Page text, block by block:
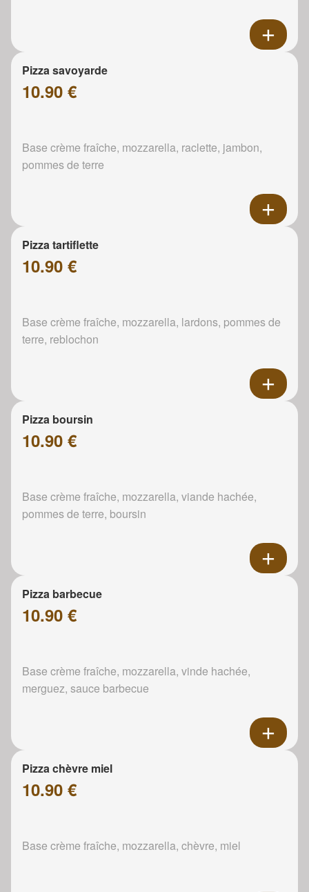
Pizza savoyarde
10.90 €
Base crème fraîche, mozzarella, raclette, jambon,
pommes de terre
Pizza tartiflette
10.90 €
Base crème fraîche, mozzarella, lardons, pommes de
terre, reblochon
Pizza boursin
10.90 €
Base crème fraîche, mozzarella, viande hachée,
pommes de terre, boursin
Pizza barbecue
10.90 €
Base crème fraîche, mozzarella, vinde hachée,
merguez, sauce barbecue
Pizza chèvre miel
10.90 €
Base crème fraîche, mozzarella, chèvre, miel